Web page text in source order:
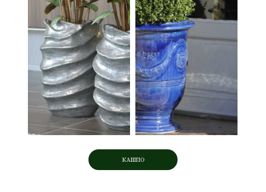
КАШПО